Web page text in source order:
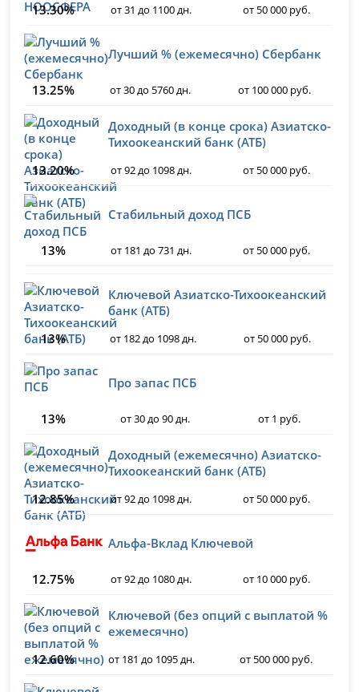
13.30% от 31 до 1100 дн. от 50 000 руб.
Лучший % (ежемесячно) Сбербанк
13.25% от 30 до 5760 дн. от 100 000 руб.
Доходный (в конце срока) Азиатско-
Тихоокеанский банк (АТБ)
13.20%
от 92 до 1098 дн. от 50 000 руб.
Стабильный доход ПСБ
13% от 181 до 731 дн. от 50 000 руб.
Ключевой Азиатско-Тихоокеанский
банк (АТБ)
13%
от 182 до 1098 дн. от 50 000 руб.
Про запас ПСБ
13% от 30 до 90 дн. от 1 руб.
Доходный (ежемесячно) Азиатско-
Тихоокеанский банк (АТБ)
12.85%
от 92 до 1098 дн. от 50 000 руб.
Альфа-Вклад Ключевой
12.75% от 92 до 1080 дн. от 10 000 руб.
Ключевой (без опций с выплатой %
ежемесячно)
12.60%
от 181 до 1095 дн. от 500 000 руб.